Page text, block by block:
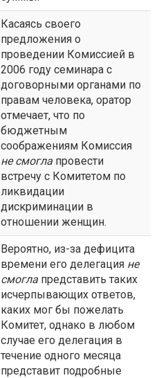
Касаясь своего
предложения о
проведении Комиссией в
2006 году семинара с
договорными органами по
правам человека, оратор
отмечает, что по
бюджетным
соображениям Комиссия
не смогла провести
встречу с Комитетом по
ликвидации
дискриминации в
отношении женщин.
Вероятно, из-за дефицита
времени его делегация не
смогла представить таких
исчерпывающих ответов,
каких мог бы пожелать
Комитет, однако в любом
случае его делегация в
течение одного месяца
представит подробные